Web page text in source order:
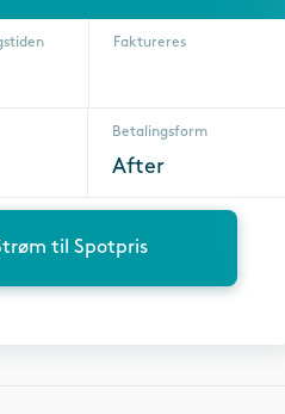
Faktureres
Betalingsform
After
til Spotpris